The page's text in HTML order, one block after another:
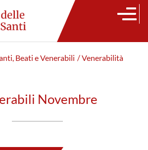
Beati e Venerabili / Venerabilità
Novembre